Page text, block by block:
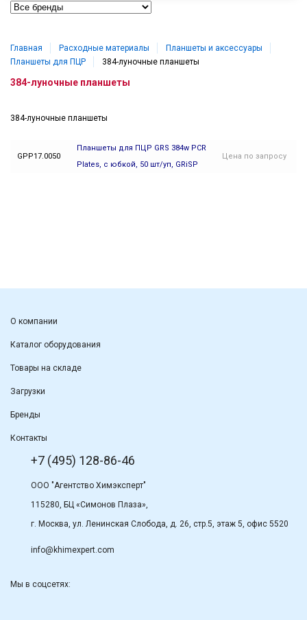
Главная Расходные материалы
Планшеты и аксессуары
Планшеты для ПЦР
384-луночные планшеты
384-луночные планшеты
384-луночные планшеты
GPP17.0050
Планшеты для ПЦР GRS 384w PCR
Plates, с юбкой, 50 шт/уп, GRiSP
Цена по запросу
О компании
Каталог оборудования
Товары на складе
Загрузки
Бренды
Контакты
+7 (495) 128-86-46
ООО "Агентство Химэксперт"
115280, БЦ «Симонов Плаза»,
г. Москва, ул. Ленинская Слобода, д. 26, стр.5, этаж 5, офис 5520
info@khimexpert.com
Мы в соцсетях: